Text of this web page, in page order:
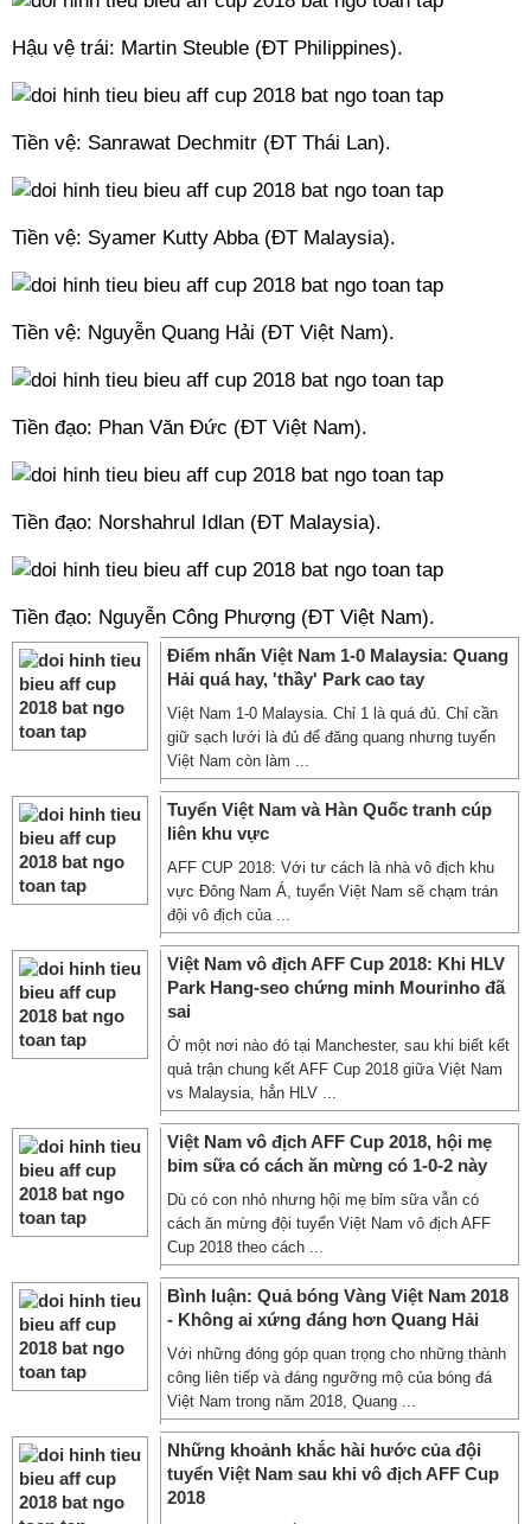
Hậu vệ trái: Martin Steuble (ĐT Philippines).
Tiền vệ: Sanrawat Dechmitr (ĐT Thái Lan).
Tiền vệ: Syamer Kutty Abba (ĐT Malaysia).
Tiền vệ: Nguyễn Quang Hải (ĐT Việt Nam).
Tiền đạo: Phan Văn Đức (ĐT Việt Nam).
Tiền đạo: Norshahrul Idlan (ĐT Malaysia).
Tiền đạo: Nguyễn Công Phượng (ĐT Việt Nam).
Điểm nhấn Việt Nam 1-0 Malaysia: Quang
Hải quá hay, 'thầy' Park cao tay
Việt Nam 1-0 Malaysia. Chỉ 1 là quá đủ. Chỉ cần
giữ sạch lưới là đủ để đăng quang nhưng tuyển
Việt Nam còn làm ...
Tuyển Việt Nam và Hàn Quốc tranh cúp
liên khu vực
AFF CUP 2018: Với tư cách là nhà vô địch khu
vực Đông Nam Á, tuyển Việt Nam sẽ chạm trán
đội vô địch của ...
Việt Nam vô địch AFF Cup 2018: Khi HLV
Park Hang-seo chứng minh Mourinho đã
sai
Ở một nơi nào đó tại Manchester, sau khi biết kết
quả trận chung kết AFF Cup 2018 giữa Việt Nam
vs Malaysia, hẳn HLV ...
Việt Nam vô địch AFF Cup 2018, hội mẹ
bỉm sữa có cách ăn mừng có 1-0-2 này
Dù có con nhỏ nhưng hội mẹ bỉm sữa vẫn có
cách ăn mừng đội tuyển Việt Nam vô địch AFF
Cup 2018 theo cách ...
Bình luận: Quả bóng Vàng Việt Nam 2018
- Không ai xứng đáng hơn Quang Hải
Với những đóng góp quan trọng cho những thành
công liên tiếp và đáng ngưỡng mộ của bóng đá
Việt Nam trong năm 2018, Quang ...
Những khoảnh khắc hài hước của đội
tuyển Việt Nam sau khi vô địch AFF Cup
2018